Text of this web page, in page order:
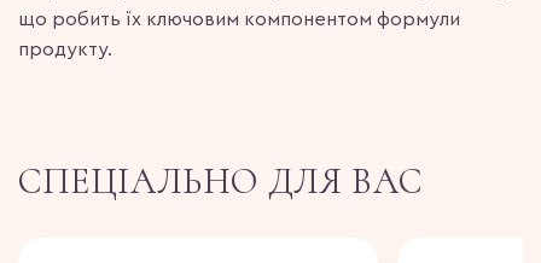
що робить їх ключовим компонентом формули
продукту.
СПЕЦІАЛЬНО ДЛЯ ВАС